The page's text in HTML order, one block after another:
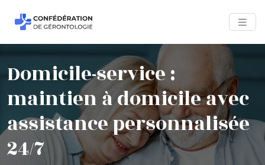
Domicile-service :
maintien à domicile avec
assistance personnalisée
24/7